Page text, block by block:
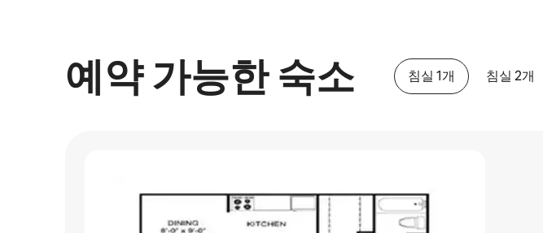
예약 가능한 숙소 침실 1개 침실 2개